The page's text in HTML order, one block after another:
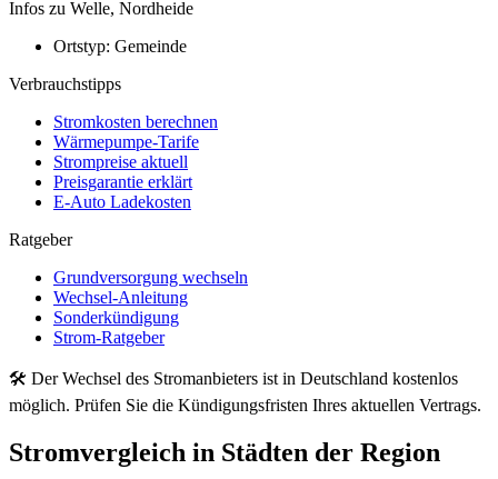
Infos zu Welle, Nordheide
Ortstyp: Gemeinde
Verbrauchstipps
Stromkosten berechnen
Wärmepumpe-Tarife
Strompreise aktuell
Preisgarantie erklärt
E-Auto Ladekosten
Ratgeber
Grundversorgung wechseln
Wechsel-Anleitung
Sonderkündigung
Strom-Ratgeber
🛠 Der Wechsel des Stromanbieters ist in Deutschland kostenlos
möglich. Prüfen Sie die Kündigungsfristen Ihres aktuellen Vertrags.
Stromvergleich in Städten der Region